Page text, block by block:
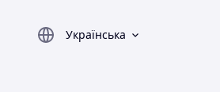
Українська